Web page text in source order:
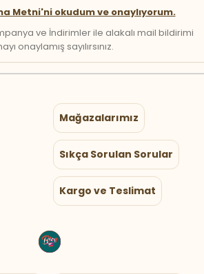
Metni'ni okudum ve onaylıyorum.
ve İndirimler ile alakalı mail bildirimi
onaylamış sayılırsınız.
Mağazalarımız
Sıkça Sorulan Sorular
Kargo ve Teslimat